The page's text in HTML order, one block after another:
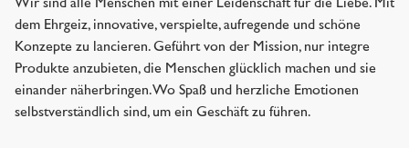
Wir sind alle Menschen mit einer Leidenschaft für die Liebe. Mit
dem Ehrgeiz, innovative, verspielte, aufregende und schöne
Konzepte zu lancieren. Geführt von der Mission, nur integre
Produkte anzubieten, die Menschen glücklich machen und sie
einander näherbringen. Wo Spaß und herzliche Emotionen
selbstverständlich sind, um ein Geschäft zu führen.